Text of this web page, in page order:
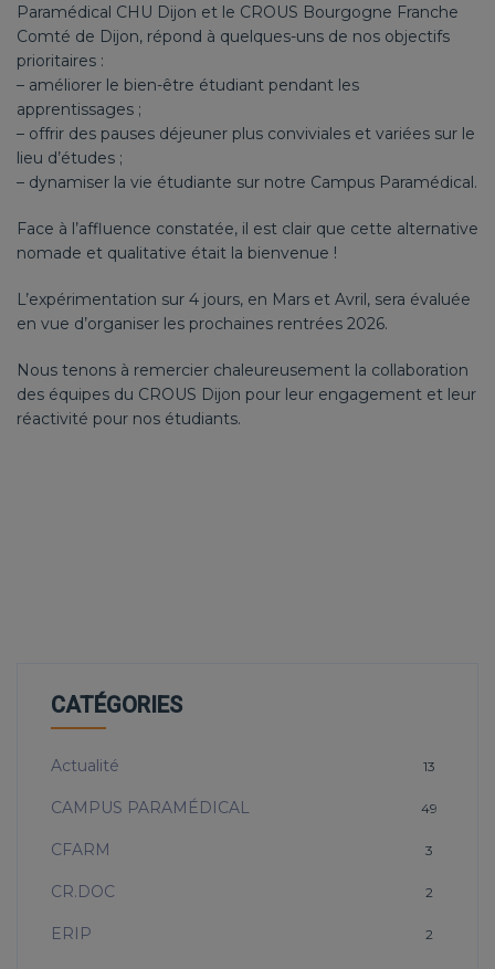
Paramédical CHU Dijon et le CROUS Bourgogne Franche
Comté de Dijon, répond à quelques-uns de nos objectifs
prioritaires :
– améliorer le bien-être étudiant pendant les
apprentissages ;
– offrir des pauses déjeuner plus conviviales et variées sur le
lieu d’études ;
– dynamiser la vie étudiante sur notre Campus Paramédical.
Face à l’affluence constatée, il est clair que cette alternative
nomade et qualitative était la bienvenue !
L’expérimentation sur 4 jours, en Mars et Avril, sera évaluée
en vue d’organiser les prochaines rentrées 2026.
Nous tenons à remercier chaleureusement la collaboration
des équipes du CROUS Dijon pour leur engagement et leur
réactivité pour nos étudiants.
CATÉGORIES
Actualité 13
CAMPUS PARAMÉDICAL 49
CFARM 3
CR.DOC 2
ERIP 2